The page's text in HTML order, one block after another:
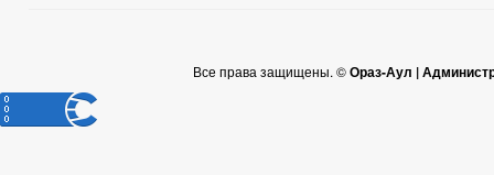
Все права защищены. ©Ораз-Аул |